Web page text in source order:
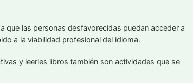
que las personas desfavorecidas puedan acceder a
a la viabilidad profesional del idioma.
y leerles libros también son actividades que se